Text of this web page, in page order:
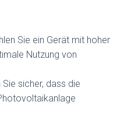
Sie ein Gerät mit hoher
Nutzung von
Sie sicher, dass die